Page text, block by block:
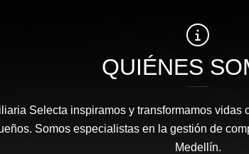
QUIÉNES
Selecta inspiramos y transformamos
Somos especialistas en la gestión de
Medellín.